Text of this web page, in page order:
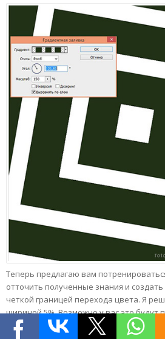
Теперь предлагаю вам
отточить полученные знания и
четкой границей перехода цвета. Я
шириной 5%. Возможно у вас это будут
или темные по 5%, а светлые 10%.